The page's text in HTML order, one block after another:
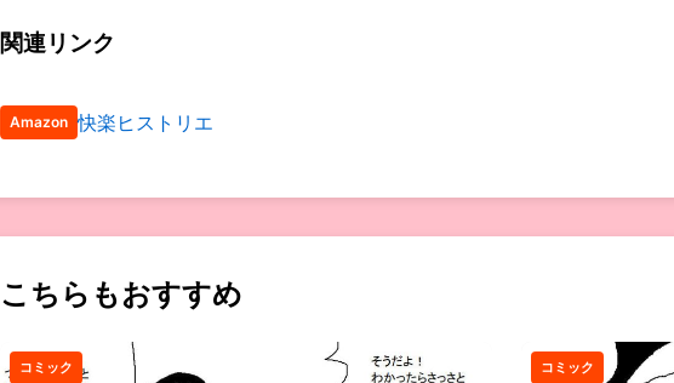
関連リンク
Amazon 快楽ヒストリエ
こちらもおすすめ
コミック コミック